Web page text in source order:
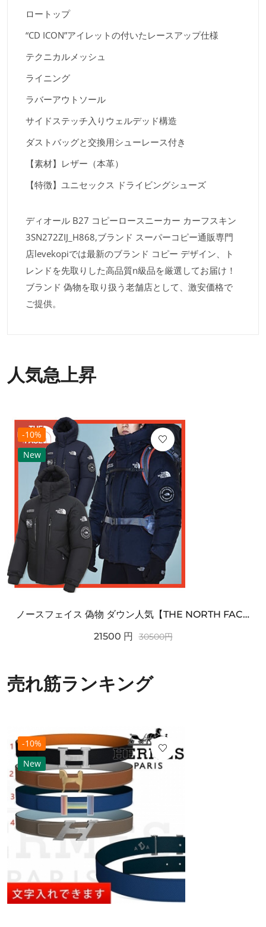
ロートップ
“CD ICON”アイレットの付いたレースアップ仕様
テクニカルメッシュ
ライニング
ラバーアウトソール
サイドステッチ入りウェルデッド構造
ダストバッグと交換用シューレース付き
【素材】レザー（本革）
【特徴】ユニセックス ドライビングシューズ
ディオール B27 コピーロースニーカー カーフスキン
3SN272ZIJ_H868,ブランド スーパーコピー通販専門
店levekopiでは最新のブランド コピー デザイン、ト
レンドを先取りした高品質n級品を厳選してお届け！
ブランド 偽物を取り扱う老舗店として、激安価格で
ご提供。
人気急上昇
-10%
New
ノースフェイス 偽物 ダウン人気【THE NORTH FACE】M'S 7 SUMMIT HIM...
21500 円 30500円
売れ筋ランキング
-10%
New